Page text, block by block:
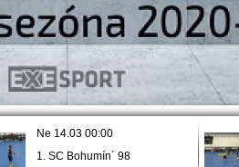
Ne 14.03 00:00
1. SC Bohumín´ 98